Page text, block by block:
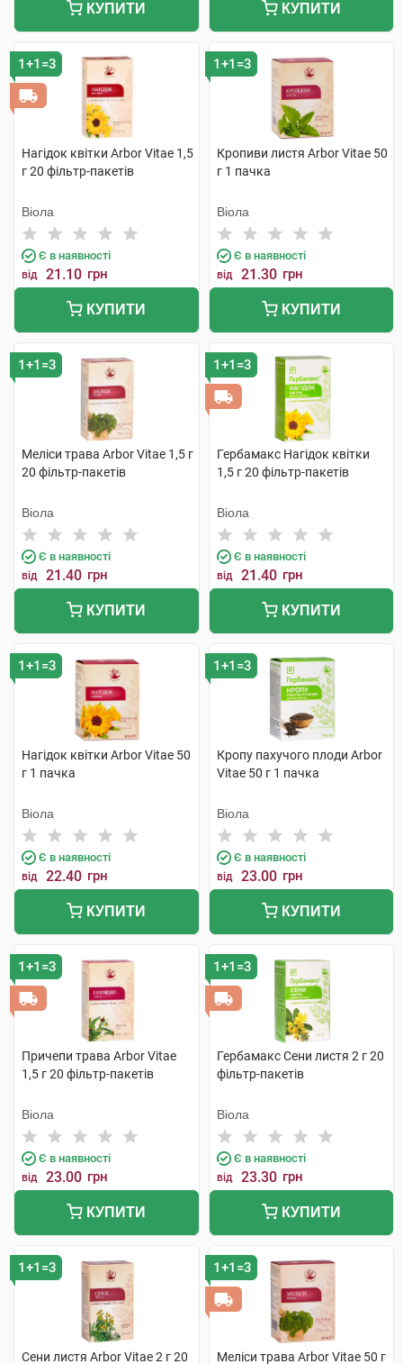
КУПИТИ КУПИТИ
1+1=3
Нагідок квітки Arbor Vitae 1,5
г 20 фільтр-пакетів
Віола
Є в наявності
від 21.10 грн
КУПИТИ
1+1=3
Кропиви листя Arbor Vitae 50
г 1 пачка
Віола
Є в наявності
від 21.30 грн
КУПИТИ
1+1=3
Меліси трава Arbor Vitae 1,5 г
20 фільтр-пакетів
Віола
Є в наявності
від 21.40 грн
КУПИТИ
1+1=3
Гербамакс Нагідок квітки
1,5 г 20 фільтр-пакетів
Віола
Є в наявності
від 21.40 грн
КУПИТИ
1+1=3
Нагідок квітки Arbor Vitae 50
г 1 пачка
Віола
Є в наявності
від 22.40 грн
КУПИТИ
1+1=3
Кропу пахучого плоди Arbor
Vitae 50 г 1 пачка
Віола
Є в наявності
від 23.00 грн
КУПИТИ
1+1=3
Причепи трава Arbor Vitae
1,5 г 20 фільтр-пакетів
Віола
Є в наявності
від 23.00 грн
КУПИТИ
1+1=3
Гербамакс Сени листя 2 г 20
фільтр-пакетів
Віола
Є в наявності
від 23.30 грн
КУПИТИ
1+1=3
Сени листя Arbor Vitae 2 г 20
1+1=3
Меліси трава Arbor Vitae 50 г